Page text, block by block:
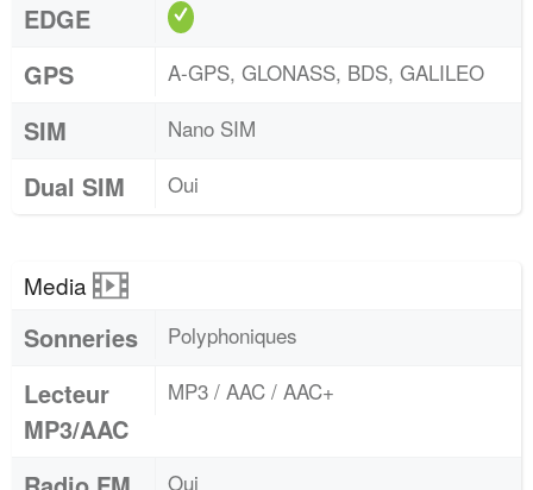
EDGE
GPS
A-GPS, GLONASS, BDS, GALILEO
SIM Nano SIM
Dual SIM Oui
Media
Sonneries Polyphoniques
Lecteur
MP3/AAC
MP3 / AAC / AAC+
Oui